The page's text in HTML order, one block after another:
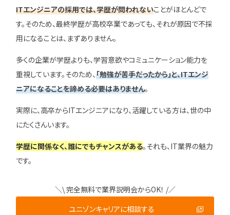
ITエンジニアの採用では、学歴が問われないことがほとんどで
す。そのため、最終学歴が高校卒業であっても、それが原因で不採
用になることは、まずありません。
多くの企業が学歴よりも、学習意欲やコミュニケーション能力を
重視しています。そのため、「勉強が苦手だったから」と、ITエンジ
ニアになることを諦める必要はありません。
実際に、高卒からITエンジニアになり、活躍している方は、世の中
にたくさんいます。
学歴に関係なく、誰にでもチャンスがある。それも、IT業界の魅力
です。
＼\ 完全無料で業界説明会からOK！ /／
ユニゾンキャリアに相談する